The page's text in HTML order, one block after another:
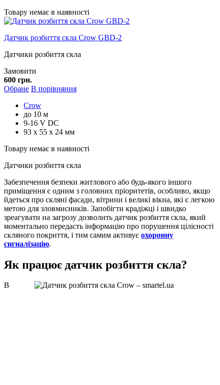
Товару немає в наявності
Датчик розбиття скла Crow GBD-2
Датчики розбиття скла
Замовити
600 грн.
Обране В порівняння
Crow
до 10 м
9-16 V DC
93 x 55 x 24 мм
Товару немає в наявності
Датчики розбиття скла
Забезпечення безпеки житлового або будь-якого іншого
приміщення є одним з головних пріоритетів, особливо, якщо
йдеться про скляні фасади, вітрини і великі вікна, які є легкою
метою для зловмисників. Запобігти крадіжці і швидко
зреагувати на загрозу дозволить датчик розбиття скла, який
моментально передасть інформацію про порушення цілісності
скляного покриття, і тим самим активує охоронну
сигналізацію.
Як працює датчик розбиття скла?
В